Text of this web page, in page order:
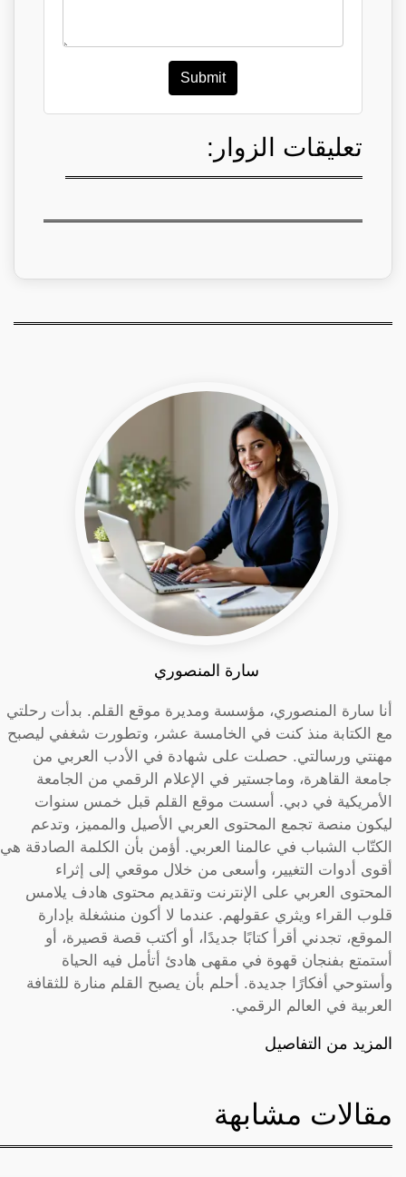
Submit
تعليقات الزوار:
سارة المنصوري
أنا سارة المنصوري، مؤسسة ومديرة موقع القلم. بدأت رحلتي
مع الكتابة منذ كنت في الخامسة عشر، وتطورت شغفي ليصبح
مهنتي ورسالتي. حصلت على شهادة في الأدب العربي من
جامعة القاهرة، وماجستير في الإعلام الرقمي من الجامعة
الأمريكية في دبي. أسست موقع القلم قبل خمس سنوات
ليكون منصة تجمع المحتوى العربي الأصيل والمميز، وتدعم
الكتّاب الشباب في عالمنا العربي. أؤمن بأن الكلمة الصادقة هي
أقوى أدوات التغيير، وأسعى من خلال موقعي إلى إثراء
المحتوى العربي على الإنترنت وتقديم محتوى هادف يلامس
قلوب القراء ويثري عقولهم. عندما لا أكون منشغلة بإدارة
الموقع، تجدني أقرأ كتابًا جديدًا، أو أكتب قصة قصيرة، أو
أستمتع بفنجان قهوة في مقهى هادئ أتأمل فيه الحياة
وأستوحي أفكارًا جديدة. أحلم بأن يصبح القلم منارة للثقافة
العربية في العالم الرقمي.
المزيد من التفاصيل
مقالات مشابهة